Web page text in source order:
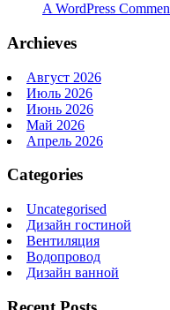
A WordPress
Archieves
Август 2026
Июль 2026
Июнь 2026
Май 2026
Апрель 2026
Categories
Uncategorised
Дизайн гостиной
Вентиляция
Водопровод
Дизайн ванной